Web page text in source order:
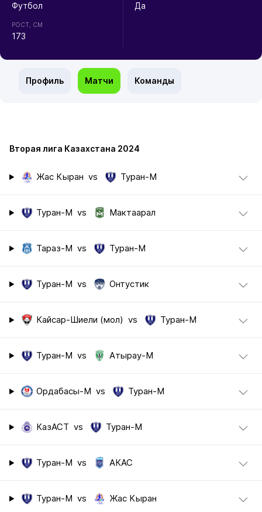
Футбол
РОСТ, СМ
173
Да
Профиль Матчи Команды
Вторая лига Казахстана 2024
Жас Кыран vs Туран-М
Туран-М vs Мактаарал
Тараз-М vs Туран-М
Туран-М vs Онтустик
Кайсар-Шиели (мол) vs Туран-М
Туран-М vs Атырау-М
Ордабасы-М vs Туран-М
КазАСТ vs Туран-М
Туран-М vs АКАС
Туран-М vs Жас Кыран